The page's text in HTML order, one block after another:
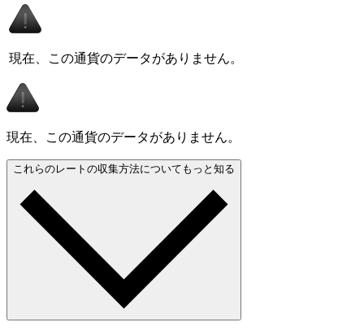
現在、この通貨のデータがありません。
現在、この通貨のデータがありません。
これらのレートの収集方法についてもっと知る